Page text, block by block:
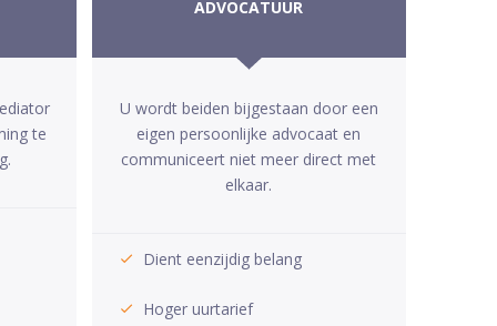
te
ADVOCATUUR
U wordt beiden bijgestaan door een
eigen persoonlijke advocaat en
communiceert niet meer direct met
elkaar.
Dient eenzijdig belang
Hoger uurtarief